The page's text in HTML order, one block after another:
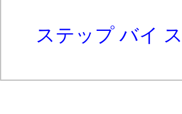
ステップ バイ